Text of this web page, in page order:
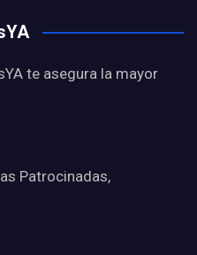
te asegura la mayor
Patrocinadas,